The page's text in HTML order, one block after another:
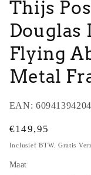
Thijs
Douglas
Flying
Metal
EAN:
Normale
prijs
€149,95
Inclusief BTW. Gratis
Maat